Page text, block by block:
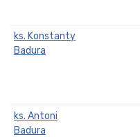
ks. Konstanty
Badura
ks. Antoni
Badura